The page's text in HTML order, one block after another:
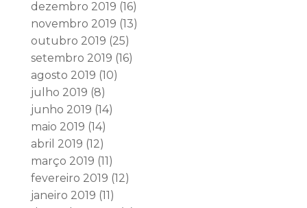
dezembro 2019 (16)
novembro 2019 (13)
outubro 2019 (25)
setembro 2019 (16)
agosto 2019 (10)
julho 2019 (8)
junho 2019 (14)
maio 2019 (14)
abril 2019 (12)
março 2019 (11)
fevereiro 2019 (12)
janeiro 2019 (11)